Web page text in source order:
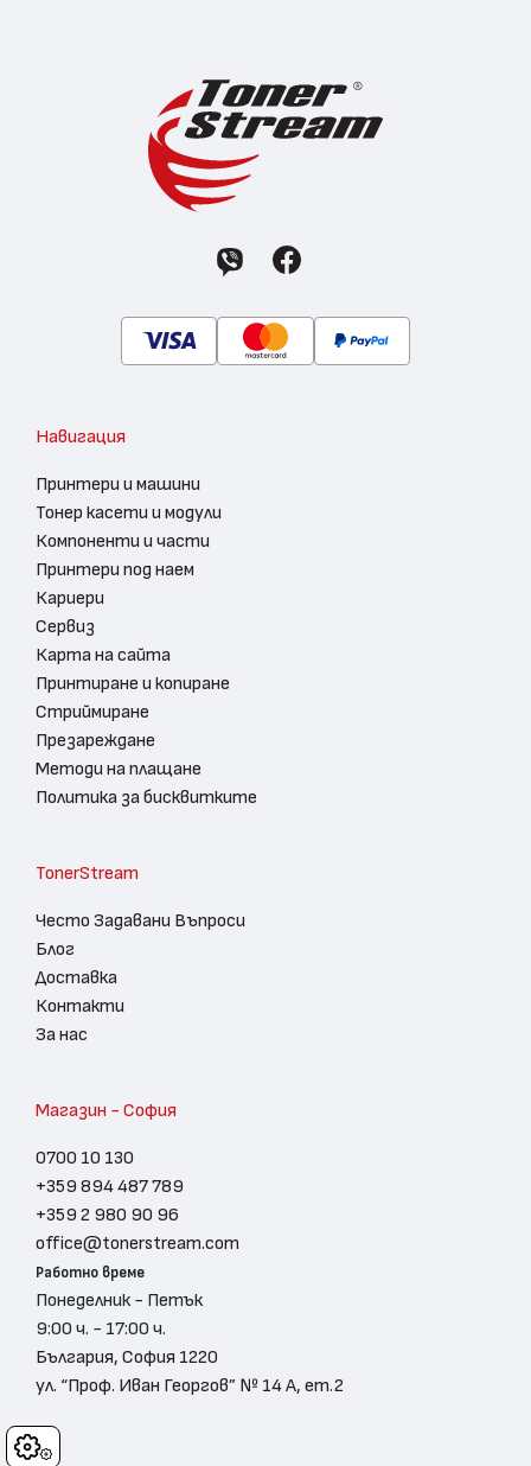
Cookies
Навигация
Принтери и машини
Тонер касети и модули
Компоненти и части
Принтери под наем
Кариери
Сервиз
Карта на сайта
Принтиране и копиране
Стриймиране
Презареждане
Методи на плащане
Политика за бисквитките
TonerStream
Често Задавани Въпроси
Блог
Доставка
Контакти
За нас
Магазин - София
0700 10 130
+359 894 487 789
+359 2 980 90 96
office@tonerstream.com
Работно време
Понеделник - Петък
9:00 ч. - 17:00 ч.
България, София 1220
ул. “Проф. Иван Георгов” № 14 А, ет.2